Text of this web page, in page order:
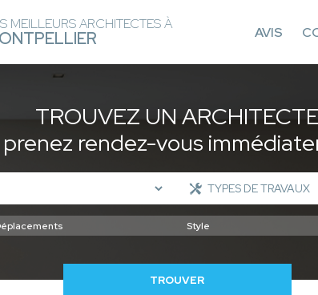
MEILLEURS ARCHITECTES À AVIS
TROUVEZ UN ARCHITECTE
rendez-vous
TROUVER